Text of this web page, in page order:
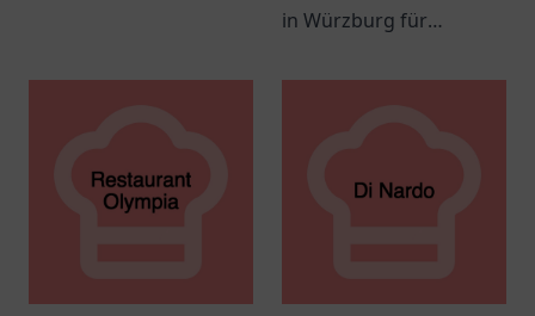
und herzlichem Service.
in Würzburg für
köstliche Kaffee-